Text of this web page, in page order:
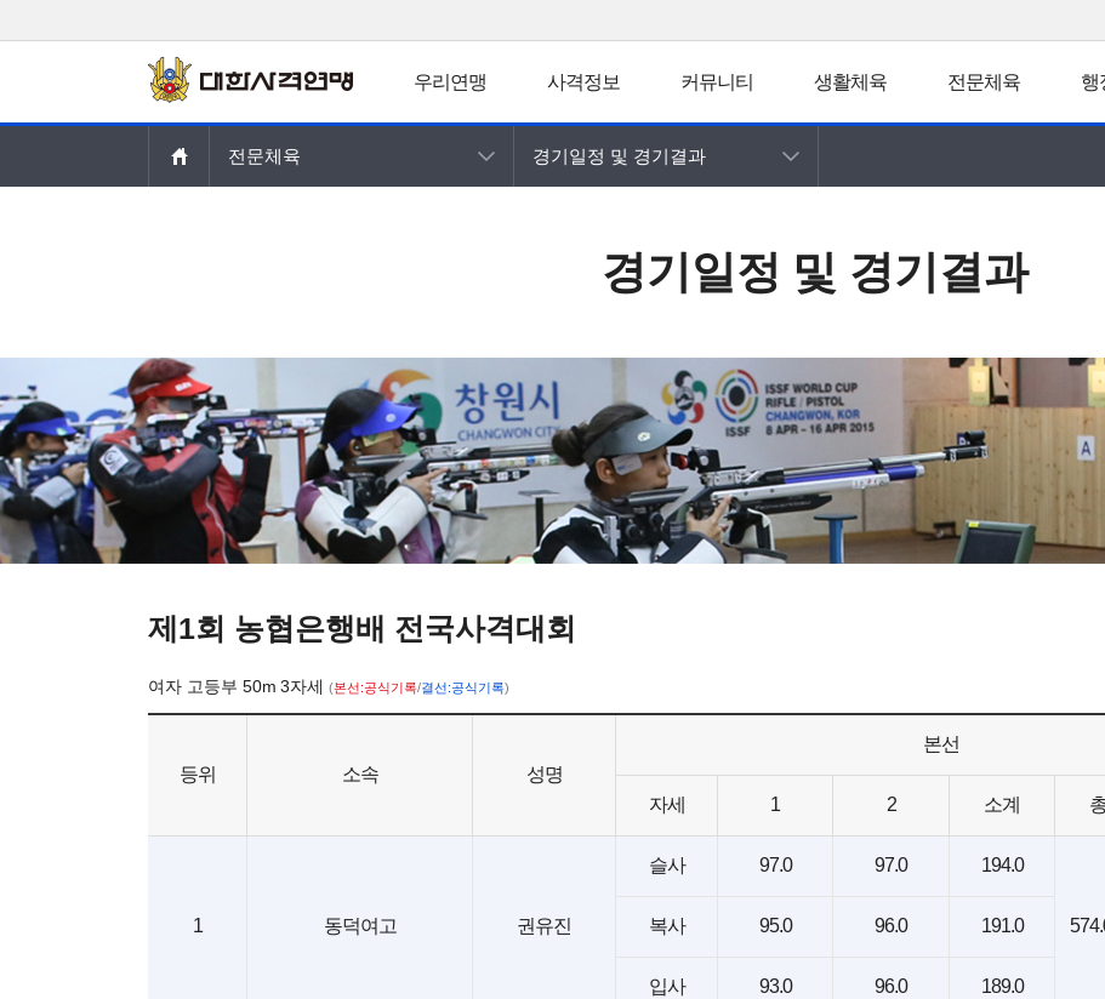
우리연맹 사격정보 커뮤니티 생활체육 전문체육 행
전문체육 경기일정 및 경기결과
경기일정 및 경기결과
제1회 농협은행배 전국사격대회
여자 고등부 50m 3자세(본선:공식기록/결선:공식기록)
등위 소속 성명
본선
자세 1 2 소계
1 동덕여고 권유진
슬사 97.0 97.0 194.0
복사 95.0 96.0 191.0
입사 93.0 96.0 189.0